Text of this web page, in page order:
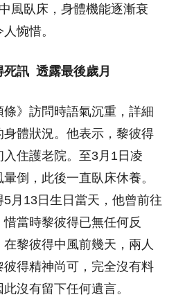
風臥床，身體機能逐漸衰
惋惜。
訊 透露最後歲月
》訪問時語氣沉重，詳細
體狀況。他表示，黎彼得
住護老院。至3月1日凌
倒，此後一直臥床休養。
月13日生日當天，他曾前往
當時黎彼得已無任何反
黎彼得中風前幾天，兩人
得精神尚可，完全沒有料
沒有留下任何遺言。